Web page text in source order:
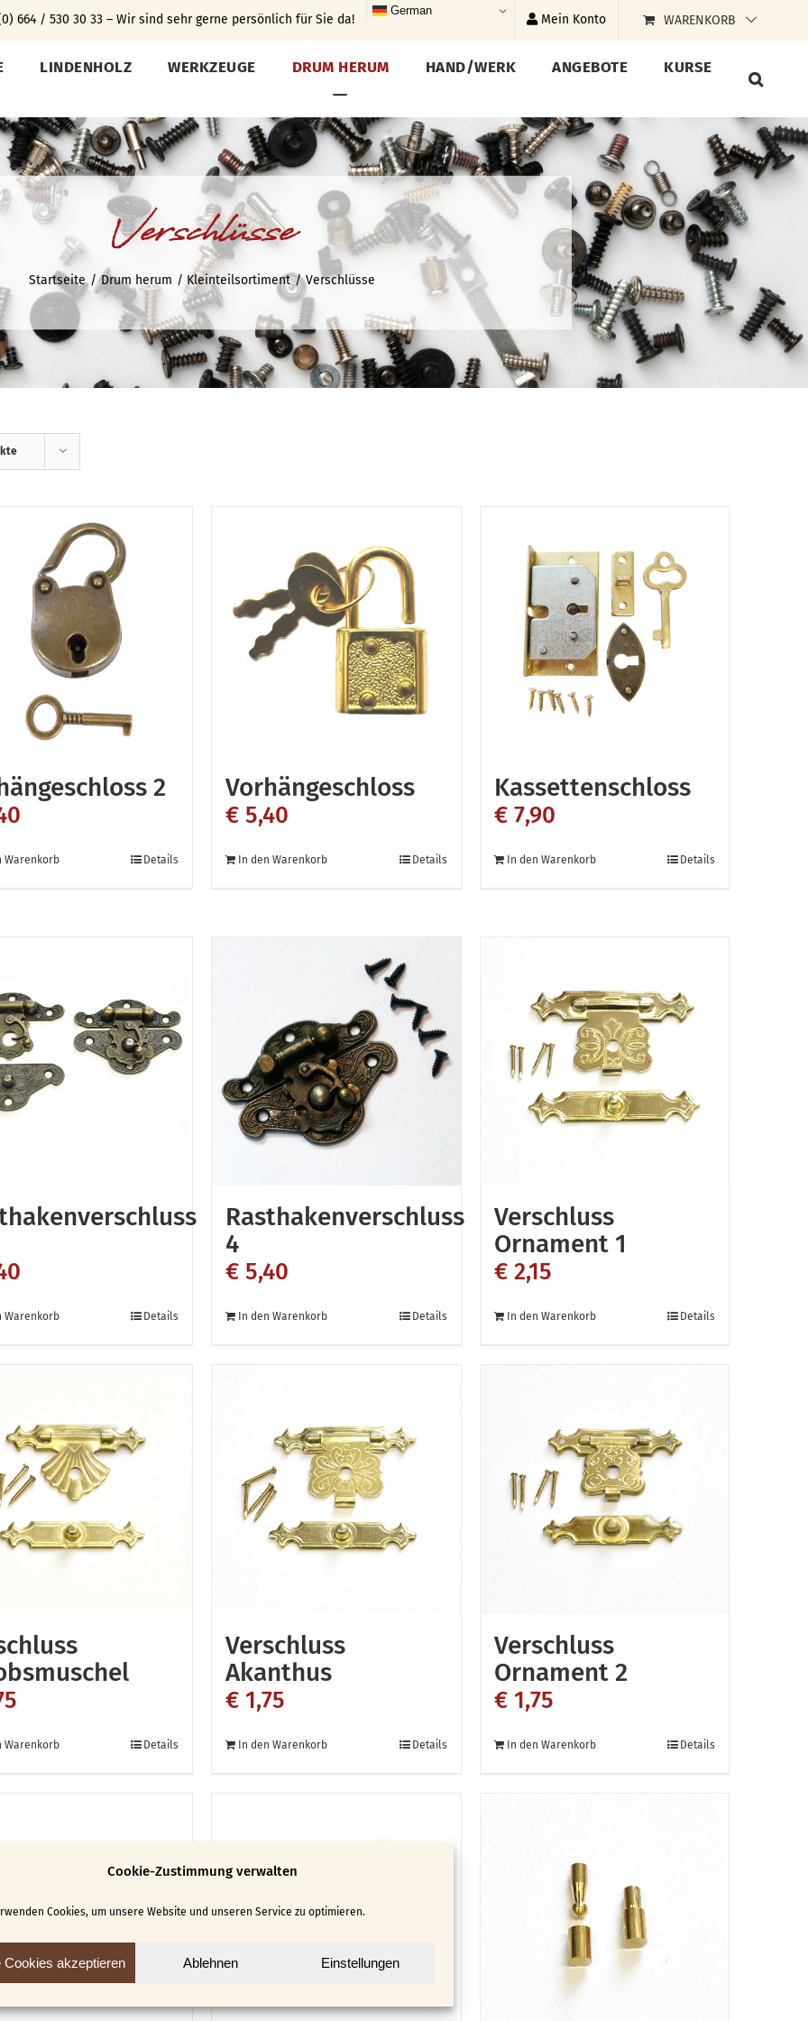
Cookie-Zustimmung verwalten
Cookies, um unsere Website und unseren Service zu optimieren.
Cookies akzeptieren Ablehnen Einstellungen
664 / 530 30 33 – Wir sind sehr gerne persönlich für Sie da!
German
Mein Konto WARENKORB
LINDENHOLZ WERKZEUGE DRUM HERUM HAND/WERK ANGEBOTE KURSE
Verschlüsse
Startseite Drum herum Kleinteilsortiment Verschlüsse
2
Warenkorb Details
Vorhängeschloss
€ 5,40
In den Warenkorb Details
Kassettenschloss
€7,90
In den Warenkorb Details
Warenkorb Details
Rasthakenverschluss
4
€ 5,40
In den Warenkorb Details
Verschluss
Ornament 1
€2,15
In den Warenkorb Details
Warenkorb Details
Verschluss
Akanthus
€ 1,75
In den Warenkorb Details
Verschluss
Ornament 2
€1,75
In den Warenkorb Details